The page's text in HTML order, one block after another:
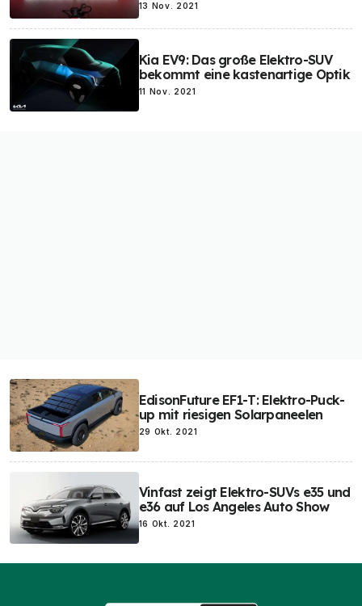
13 Nov. 2021
Kia EV9: Das große Elektro-SUV
bekommt eine kastenartige Optik
11 Nov. 2021
EdisonFuture EF1-T: Elektro-Puck-
up mit riesigen Solarpaneelen
29 Okt. 2021
Vinfast zeigt Elektro-SUVs e35 und
e36 auf Los Angeles Auto Show
16 Okt. 2021